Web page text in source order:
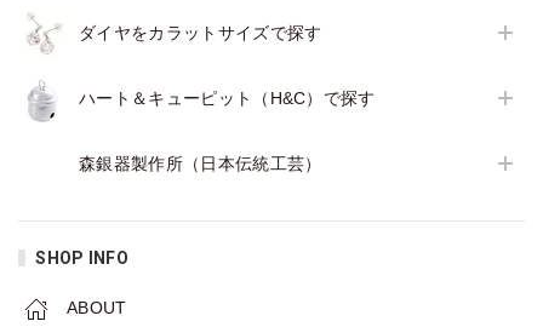
ダイヤをカラットサイズで探す
ハート＆キューピット（H&C）で探す
森銀器製作所（日本伝統工芸）
SHOP INFO
ABOUT